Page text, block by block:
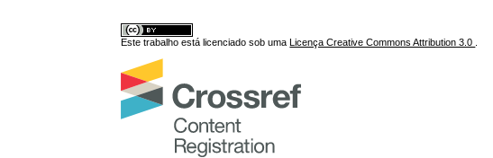
Este trabalho está licenciado sob uma Licença Creative Commons Attribution 3.0